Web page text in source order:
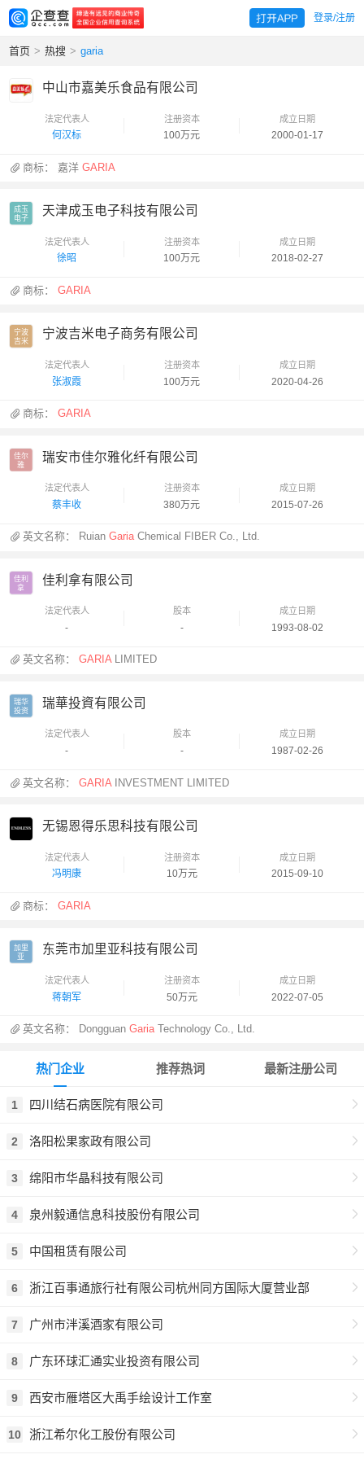
登录/注册
首页 > 热搜 > garia
中山市嘉美乐食品有限公司
法定代表人
何汉标
注册资本
100万元
成立日期
2000-01-17
商标： 嘉洋GARIA
成玉
电子
天津成玉电子科技有限公司
法定代表人
徐昭
注册资本
100万元
成立日期
2018-02-27
商标：GARIA
宁波
吉米
宁波吉米电子商务有限公司
法定代表人
张淑霞
注册资本
100万元
成立日期
2020-04-26
商标：GARIA
佳尔
雅
瑞安市佳尔雅化纤有限公司
法定代表人
蔡丰收
注册资本
380万元
成立日期
2015-07-26
英文名称： RuianGariaChemical FIBER Co., Ltd.
佳利
拿
佳利拿有限公司
法定代表人
-
股本
-
成立日期
1993-08-02
英文名称：GARIALIMITED
瑞华
投资
瑞華投資有限公司
法定代表人
-
股本
-
成立日期
1987-02-26
英文名称：GARIA INVESTMENT LIMITED
无锡恩得乐思科技有限公司
法定代表人
冯明康
注册资本
10万元
成立日期
2015-09-10
商标：GARIA
加里
亚
东莞市加里亚科技有限公司
法定代表人
蒋朝军
注册资本
50万元
成立日期
2022-07-05
英文名称： DongguanGaria Technology Co., Ltd.
热门企业
1 四川结石病医院有限公司
2 洛阳松果家政有限公司
3 绵阳市华晶科技有限公司
4 泉州毅通信息科技股份有限公司
5 中国租赁有限公司
6 浙江百事通旅行社有限公司杭州同方国际大厦营业部
7 广州市泮溪酒家有限公司
8 广东环球汇通实业投资有限公司
9 西安市雁塔区大禹手绘设计工作室
10 浙江希尔化工股份有限公司
推荐热词 最新注册公司